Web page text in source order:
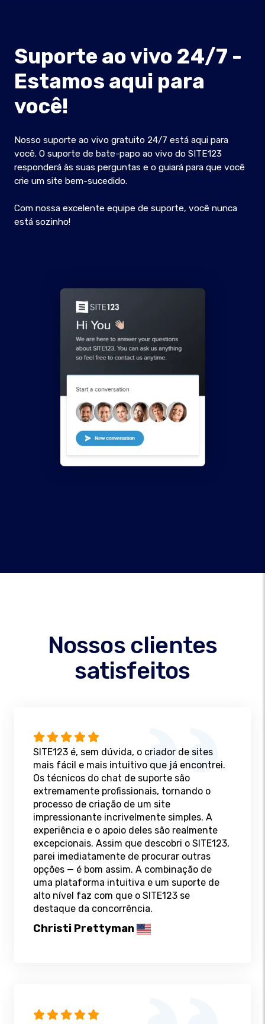
Suporte ao vivo 24/7 -
Estamos aqui para
você!
Nosso suporte ao vivo gratuito 24/7 está aqui para
você. O suporte de bate-papo ao vivo do SITE123
responderá às suas perguntas e o guiará para que você
crie um site bem-sucedido.
Com nossa excelente equipe de suporte, você nunca
está sozinho!
Nossos clientes
satisfeitos
SITE123 é, sem dúvida, o criador de sites
mais fácil e mais intuitivo que já encontrei.
Os técnicos do chat de suporte são
extremamente profissionais, tornando o
processo de criação de um site
impressionante incrivelmente simples. A
experiência e o apoio deles são realmente
excepcionais. Assim que descobri o SITE123,
parei imediatamente de procurar outras
opções — é bom assim. A combinação de
uma plataforma intuitiva e um suporte de
alto nível faz com que o SITE123 se
destaque da concorrência.
Christi Prettyman